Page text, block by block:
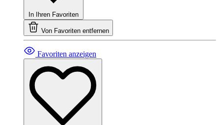
In Ihren Favoriten
Von Favoriten entfernen
Favoriten anzeigen